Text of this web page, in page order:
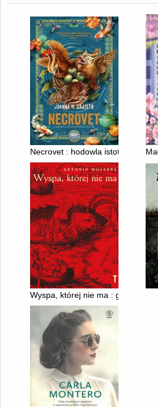
Necrovet : hodowla istot
Wyspa, której nie ma : geografie